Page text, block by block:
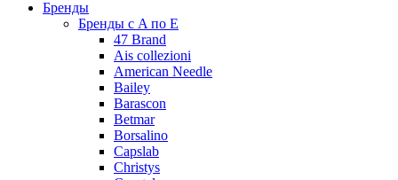
Бренды
Бренды с A по E
47 Brand
Ais collezioni
American Needle
Bailey
Barascon
Betmar
Borsalino
Capslab
Christys